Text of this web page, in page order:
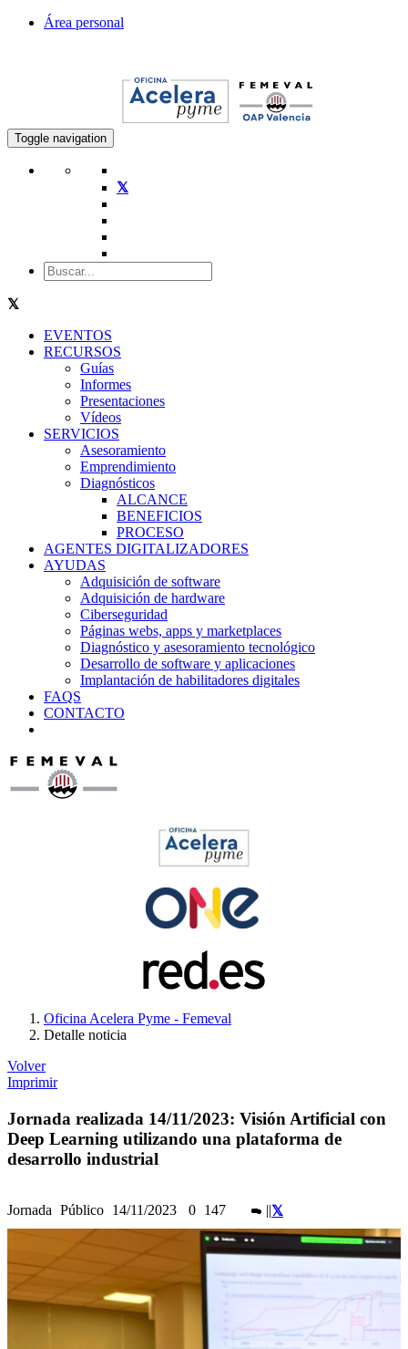
Área personal
Toggle navigation
EVENTOS
RECURSOS
Guías
Informes
Presentaciones
Vídeos
SERVICIOS
Asesoramiento
Emprendimiento
Diagnósticos
ALCANCE
BENEFICIOS
PROCESO
AGENTES DIGITALIZADORES
AYUDAS
Adquisición de software
Adquisición de hardware
Ciberseguridad
Páginas webs, apps y marketplaces
Diagnóstico y asesoramiento tecnológico
Desarrollo de software y aplicaciones
Implantación de habilitadores digitales
FAQS
CONTACTO
Oficina Acelera Pyme - Femeval
Detalle noticia
Volver
Imprimir
Jornada realizada 14/11/2023: Visión Artificial con
Deep Learning utilizando una plataforma de
desarrollo industrial
Jornada Público 14/11/2023 0 147 ||